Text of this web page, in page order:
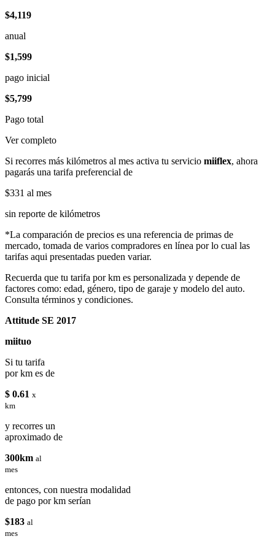
$4,119
anual
$1,599
pago inicial
$5,799
Pago total
Ver completo
Si recorres más kilómetros al mes activa tu servicio miiflex, ahora
pagarás una tarifa preferencial de
$331 al mes
sin reporte de kilómetros
*La comparación de precios es una referencia de primas de
mercado, tomada de varios compradores en línea por lo cual las
tarifas aqui presentadas pueden variar.
Recuerda que tu tarifa por km es personalizada y depende de
factores como: edad, género, tipo de garaje y modelo del auto.
Consulta términos y condiciones.
Attitude SE 2017
miituo
Si tu tarifa
por km es de
$ 0.61 x
km
y recorres un
aproximado de
300km al
mes
entonces, con nuestra modalidad
de pago por km serían
$183 al
mes